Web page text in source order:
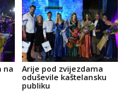
na
Arije pod zvijezdama
oduševile kaštelansku
publiku